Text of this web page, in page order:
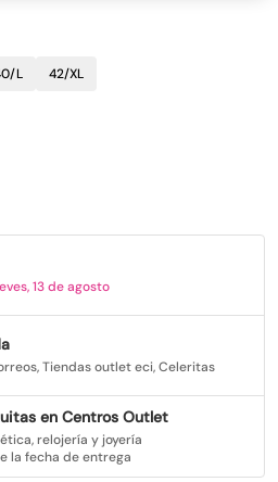
L 42/XL
13 de agosto
Tiendas outlet eci, Celeritas
en Centros Outlet
relojería y joyería
la fecha de entrega